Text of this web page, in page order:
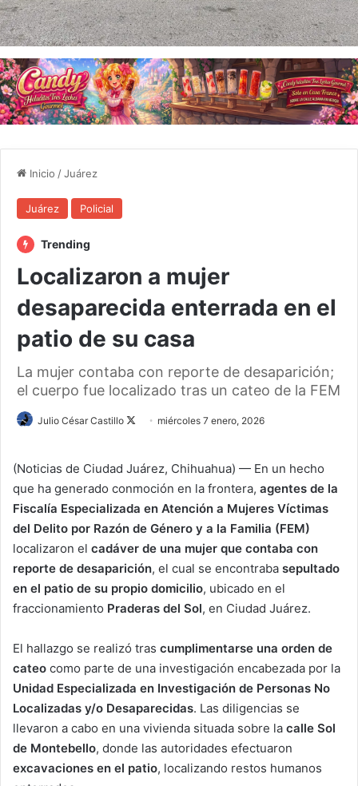
Inicio /Juárez
Juárez Policial
Trending
Localizaron a mujer
desaparecida enterrada en el
patio de su casa
La mujer contaba con reporte de desaparición;
el cuerpo fue localizado tras un cateo de la FEM
Julio César Castillo
w
o
n
X
miércoles 7 enero, 2026
(Noticias de Ciudad Juárez, Chihuahua) — En un hecho
que ha generado conmoción en la frontera, agentes de la
Fiscalía Especializada en Atención a Mujeres Víctimas
del Delito por Razón de Género y a la Familia (FEM)
localizaron el cadáver de una mujer que contaba con
reporte de desaparición, el cual se encontraba sepultado
en el patio de su propio domicilio, ubicado en el
fraccionamiento Praderas del Sol, en Ciudad Juárez.
El hallazgo se realizó tras cumplimentarse una orden de
cateo como parte de una investigación encabezada por la
Unidad Especializada en Investigación de Personas No
Localizadas y/o Desaparecidas. Las diligencias se
llevaron a cabo en una vivienda situada sobre la calle Sol
de Montebello, donde las autoridades efectuaron
excavaciones en el patio, localizando restos humanos